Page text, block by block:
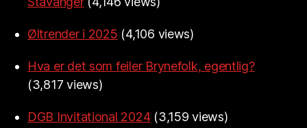
Øltrender i 2025 (4,106 views)
Hva er det som feiler Brynefolk, egentlig?
(3,817 views)
DGB Invitational 2024 (3,159 views)